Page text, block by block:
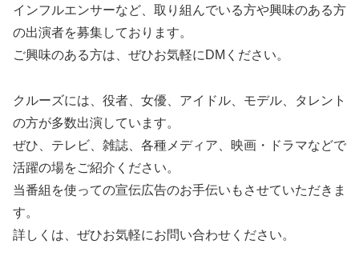
インフルエンサーなど、取り組んでいる方や興味のある方
の出演者を募集しております。
ご興味のある方は、ぜひお気軽にDMください。
クルーズには、役者、女優、アイドル、モデル、タレント
の方が多数出演しています。
ぜひ、テレビ、雑誌、各種メディア、映画・ドラマなどで
活躍の場をご紹介ください。
当番組を使っての宣伝広告のお手伝いもさせていただきま
す。
詳しくは、ぜひお気軽にお問い合わせください。